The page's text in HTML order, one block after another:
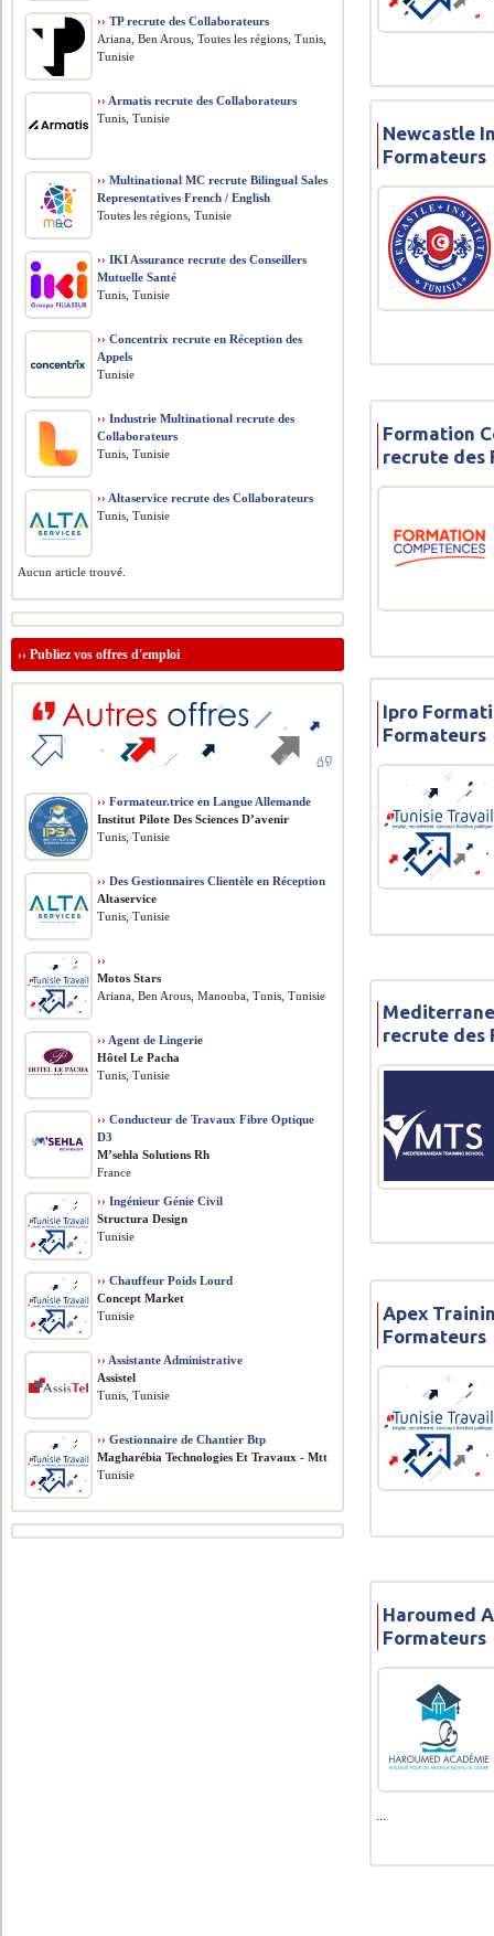
Newcastle
Formateurs
Formation
recrute des
Ipro
Formateurs
recrute des
Apex
Formateurs
Haroumed
Formateurs
›› TP recrute des Collaborateurs
Ariana, Ben Arous, Toutes les régions, Tunis,
Tunisie
›› Armatis recrute des Collaborateurs
Tunis, Tunisie
›› Multinational MC recrute Bilingual Sales
Representatives French / English
Toutes les régions, Tunisie
›› IKI Assurance recrute des Conseillers
Mutuelle Santé
Tunis, Tunisie
›› Concentrix recrute en Réception des
Appels
Tunisie
›› Industrie Multinational recrute des
Collaborateurs
Tunis, Tunisie
›› Altaservice recrute des Collaborateurs
Tunis, Tunisie
Aucun article trouvé.
››Publiez vos offres d'emploi
›› Formateur.trice en Langue Allemande
Institut Pilote Des Sciences D’avenir
Tunis, Tunisie
›› Des Gestionnaires Clientèle en Réception
Altaservice
Tunis, Tunisie
››
Motos Stars
Ariana, Ben Arous, Manouba, Tunis, Tunisie
›› Agent de Lingerie
Hôtel Le Pacha
Tunis, Tunisie
›› Conducteur de Travaux Fibre Optique
D3
M’sehla Solutions Rh
France
›› Ingénieur Génie Civil
Structura Design
Tunisie
›› Chauffeur Poids Lourd
Concept Market
Tunisie
›› Assistante Administrative
Assistel
Tunis, Tunisie
›› Gestionnaire de Chantier Btp
Magharébia Technologies Et Travaux - Mtt
Tunisie